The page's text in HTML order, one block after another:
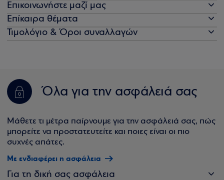
Επικοινωνήστε μαζί μας
Επίκαιρα θέματα
Τιμολόγιο & Όροι συναλλαγών
Όλα για την ασφάλειά σας
Μάθετε τι μέτρα παίρνουμε για την ασφάλειά σας, πώς
μπορείτε να προστατευτείτε και ποιες είναι οι πιο
συχνές απάτες.
Με ενδιαφέρει η ασφάλεια
Για τη δική σας ασφάλεια